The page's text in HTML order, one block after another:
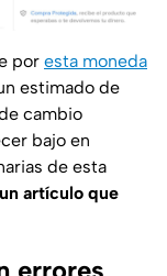
por esta moneda
estimado de
cambio
bajo en
de esta
un artículo que